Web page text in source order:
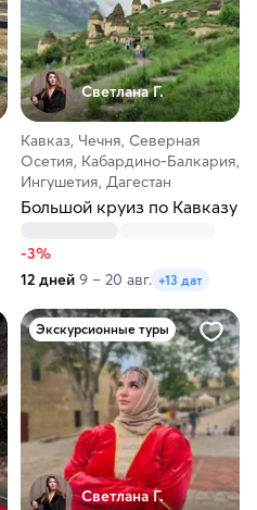
Светлана Г.
Кавказ, Чечня, Северная
Осетия, Кабардино-Балкария,
Ингушетия, Дагестан
Большой круиз по Кавказу
-3%
12 дней 9 – 20 авг. +13 дат
Экскурсионные туры
Светлана Г.